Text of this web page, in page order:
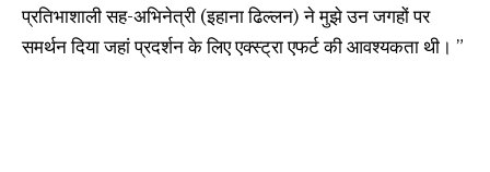
प्रतिभाशाली सह-अभिनेत्री (इहाना ढिल्लन) ने मुझे उन जगहों पर
समर्थन दिया जहां प्रदर्शन के लिए एक्स्ट्रा एफर्ट की आवश्यकता थी। ”